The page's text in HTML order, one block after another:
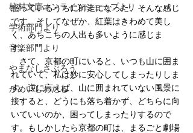
植村文庫オンラインショップより
学術部門より
音楽部門より
やまなしさぶろう
かめいしわたる
惑っているうちに師走になった、そんな感じ
です。そしてなぜか、紅葉はきわめて美し
く、あちこちの人出も多いように感じま
す。
さて、京都の町にいると、いつも山に囲ま
れていて、私は妙に安心してしまったりしま
す。逆に言えば、山に囲まれていない風景に
接すると、どうにも落ち着かず、どちらに向
いていいのか、困ってしまったりするので
す。もしかしたら京都の町は、まるごと劇場